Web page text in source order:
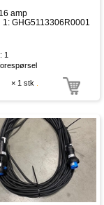
amp
1: GHG5113306R0001
1
× 1 stk